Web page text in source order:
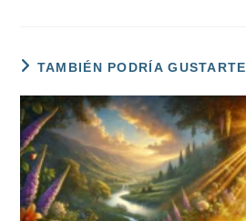
TAMBIÉN PODRÍA GUSTARTE